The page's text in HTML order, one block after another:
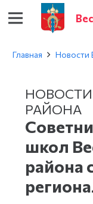
Главная Новости
РАЙОНА
школ
района